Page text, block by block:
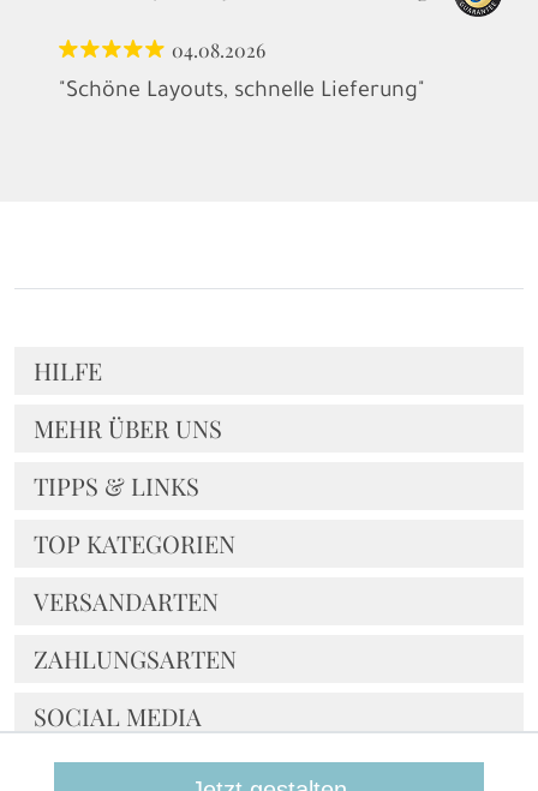
04.08.2026
"Schöne Layouts, schnelle Lieferung"
HILFE
MEHR ÜBER UNS
TIPPS & LINKS
TOP KATEGORIEN
NOCH FRAGEN?
VERSANDARTEN
ZAHLUNGSARTEN
SOCIAL MEDIA